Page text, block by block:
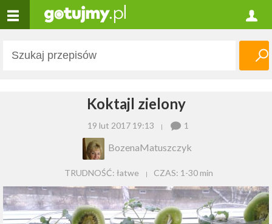
Koktajl zielony
19 lut 2017 19:13 1
BozenaMatuszczyk
TRUDNOŚĆ: łatwe CZAS: 1-30 min